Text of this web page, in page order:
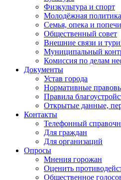
Физкультура и спорт
Молодёжная политика
Семья, опека и
Общественный совет
Внешние связи и
Муниципальный
Комиссия по делам
Документы
Устав города
Нормативные
Правила
Открытые данные,
Контакты
Телефонный
Для граждан
Для организаций
Опросы
Мнения горожан
Оценить
Общественное